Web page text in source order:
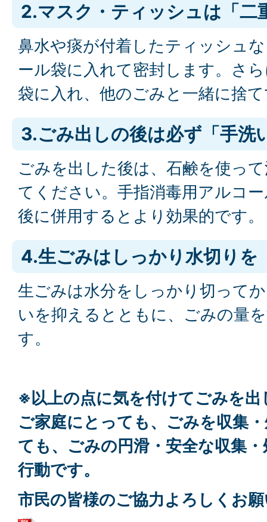
2.マスク・ティッシュは「二
鼻水や痰が付着したティッシュ
ール袋に入れて密封します。さ
袋に入れ、他のごみと一緒に捨
3.ごみ出しの後は必ず「手洗
ごみを出した後は、石鹸を使っ
てください。手指消毒用アルコ
後に併用するとより効果的です。
4.生ごみはしっかり水切りを
生ごみは水分をしっかり切って
いを抑えるとともに、ごみの量
す。
※以上の点に気を付けてごみを
ご家庭にとっても、ごみを収集
ても、ごみの円滑・安全な収集
行動です。
市民の皆様のご協力よろしくお